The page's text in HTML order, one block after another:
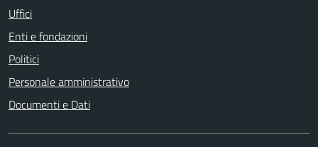
Uffici
Enti e fondazioni
Politici
Personale amministrativo
Documenti e Dati